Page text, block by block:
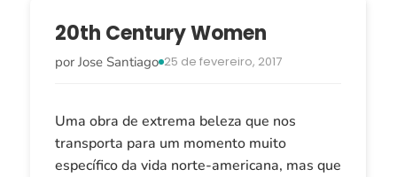
20th Century Women
por Jose Santiago 25 de fevereiro, 2017
Uma obra de extrema beleza que nos
transporta para um momento muito
específico da vida norte-americana, mas que